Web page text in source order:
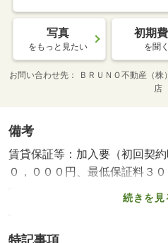
写真
をもっと見たい
初期
を聞く
お問い合わせ先
ＢＲＵＮＯ不動産（
店
備考
賃貸保証等：加入要（初回契
０，０００円、最低保証料３
０円（税別）／月）・管理形
勤・バイク置場：有・駐輪場：
続きを見
特記事項